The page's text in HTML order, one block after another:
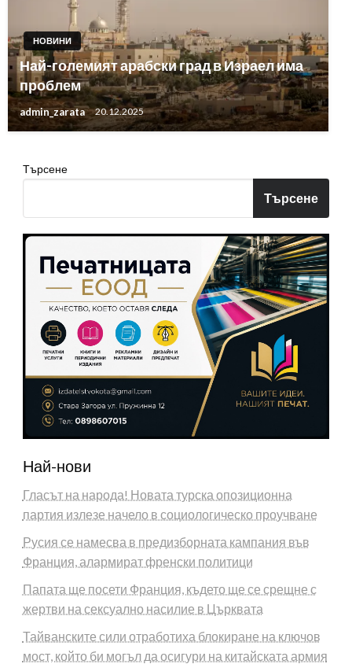
НОВИНИ
Най-големият арабски град в Израел има
проблем
admin_zarata 20.12.2025
Търсене
Търсене
Най-нови
Гласът на народа! Новата турска опозиционна
партия излезе начело в социологическо проучване
Русия се намесва в предизборната кампания във
Франция, алармират френски политици
Папата ще посети Франция, където ще се срещне с
жертви на сексуално насилие в Църквата
Тайванските сили отработиха блокиране на ключов
мост, който би могъл да осигури на китайската армия